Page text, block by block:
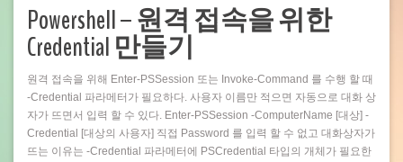
Powershell – 원격 접속을 위한
Credential 만들기
원격 접속을 위해 Enter-PSSession 또는 Invoke-Command 를 수행 할 때
-Credential 파라메터가 필요하다. 사용자 이름만 적으면 자동으로 대화 상
자가 뜨면서 입력 할 수 있다. Enter-PSSession -ComputerName [대상] -
Credential [대상의 사용자] 직접 Password 를 입력 할 수 없고 대화상자가
뜨는 이유는 -Credential 파라메터에 PSCredential 타입의 개체가 필요한